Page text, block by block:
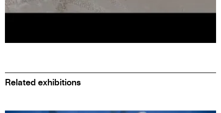
Related exhibitions